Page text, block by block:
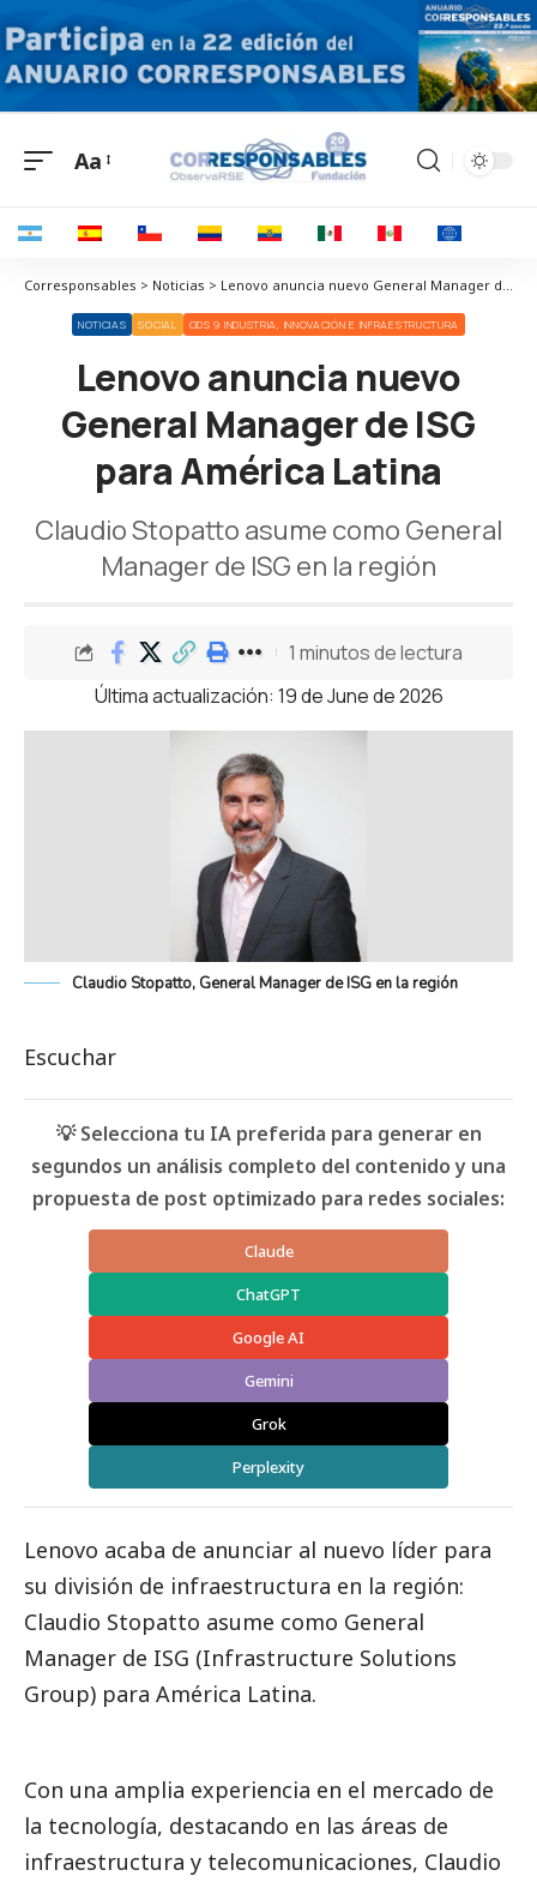
Aa
Corresponsables > Noticias > Lenovo anuncia nuevo General Manager de ISG para América Latina
NOTICIAS SOCIAL ODS 9 INDUSTRIA, INNOVACIÓN E INFRAESTRUCTURA
Lenovo anuncia nuevo
General Manager de ISG
para América Latina
Claudio Stopatto asume como General
Manager de ISG en la región
Última actualización: 19 de June de 2026
1 minutos de lectura
Claudio Stopatto, General Manager de ISG en la región
Escuchar
💡 Selecciona tu IA preferida para generar en
segundos un análisis completo del contenido y una
propuesta de post optimizado para redes sociales:
Claude
ChatGPT
Google AI
Gemini
Grok
Perplexity
Lenovo acaba de anunciar al nuevo líder para
su división de infraestructura en la región:
Claudio Stopatto asume como General
Manager de ISG (Infrastructure Solutions
Group) para América Latina.
Con una amplia experiencia en el mercado de
la tecnología, destacando en las áreas de
infraestructura y telecomunicaciones, Claudio